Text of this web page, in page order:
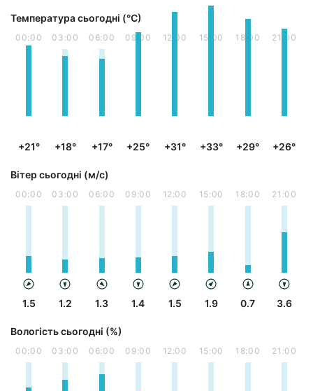
Температура сьогодні (°С)
00:00
+21°
03:00
+18°
06:00
+17°
09:00
+25°
12:00
+31°
15:00
+33°
18:00
+29°
21:00
+26°
Вітер сьогодні (м/с)
00:00
1.5
03:00
1.2
06:00
1.3
09:00
1.4
12:00
1.5
15:00
1.9
18:00
0.7
21:00
3.6
Вологість сьогодні (%)
00:00 03:00 06:00 09:00 12:00 15:00 18:00 21:00